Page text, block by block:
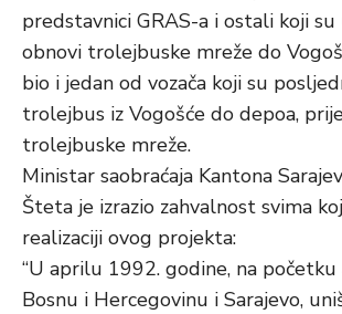
predstavnici GRAS-a i ostali koji
obnovi trolejbuske mreže do
bio i jedan od vozača koji su
trolejbus iz Vogošće do depoa,
trolejbuske mreže.
Ministar saobraćaja Kantona
Šteta je izrazio zahvalnost svima
realizaciji ovog projekta:
“U aprilu 1992. godine, na početku
Bosnu i Hercegovinu i Sarajevo,